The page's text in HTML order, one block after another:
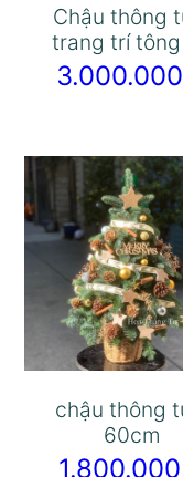
Chậu thông
trang trí
3.000.000
chậu thông
60cm
1.800.000